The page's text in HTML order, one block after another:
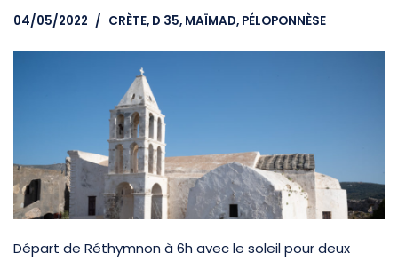
04/05/2022 CRÈTE, D 35, MAÏMAD, PÉLOPONNÈSE
Départ de Réthymnon à 6h avec le soleil pour deux